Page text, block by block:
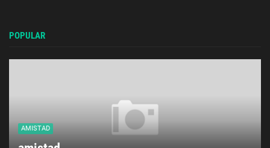
POPULAR
AMISTAD